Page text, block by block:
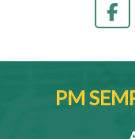
PM